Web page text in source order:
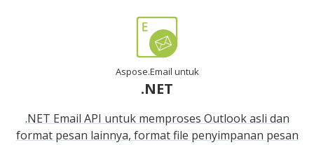
Aspose.Email untuk
.NET
.NET Email API untuk memproses Outlook asli dan
format pesan lainnya, format file penyimpanan pesan